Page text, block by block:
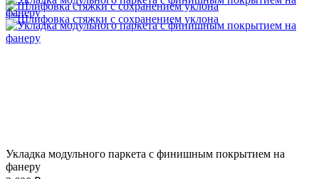
Укладка модульного паркета с финишным покрытием на
фанеру